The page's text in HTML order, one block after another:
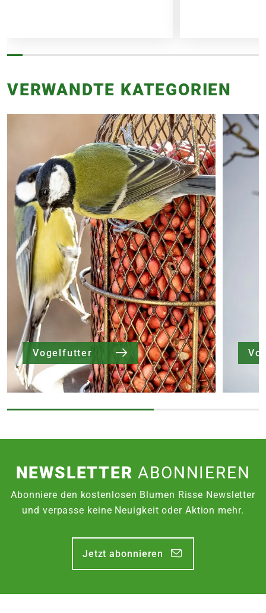
VERWANDTE KATEGORIEN
Vogelfutter
NEWSLETTERABONNIEREN
Abonniere den kostenlosen Blumen Risse Newsletter
und verpasse keine Neuigkeit oder Aktion mehr.
Jetzt abonnieren